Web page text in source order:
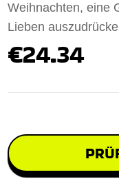
Weihnachten, eine
Lieben
€24.34